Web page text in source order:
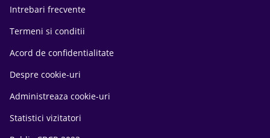
Intrebari frecvente
Termeni si conditii
Acord de confidentialitate
Despre cookie-uri
Administreaza cookie-uri
Statistici vizitatori